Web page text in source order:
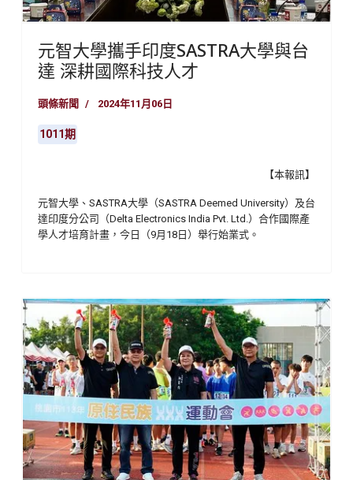
元智大學攜手印度SASTRA大學與台
達 深耕國際科技人才
頭條新聞 2024年11月06日
1011期
【本報訊】
元智大學、 SASTRA大學（SASTRA Deemed University）及台
達印度分公司
（Delta Electronics India Pvt. Ltd.）合作國際產
學人才培育計畫，今日（9月 18 日）舉行始業式。